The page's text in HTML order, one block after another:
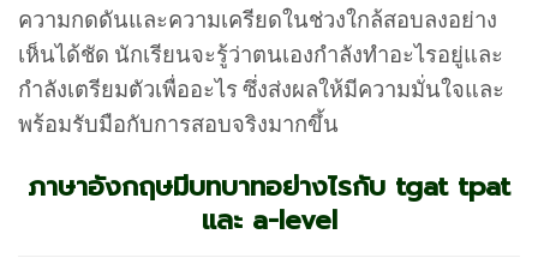
ความกดดันและความเครียดในช่วงใกล้สอบลงอย่าง
เห็นได้ชัด นักเรียนจะรู้ว่าตนเองกำลังทำอะไรอยู่และ
กำลังเตรียมตัวเพื่ออะไร ซึ่งส่งผลให้มีความมั่นใจและ
พร้อมรับมือกับการสอบจริงมากขึ้น
ภาษาอังกฤษมีบทบาทอย่างไรกับ tgat tpat
และ a-level